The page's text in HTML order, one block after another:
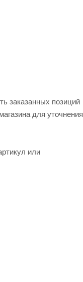
заказанных позиций
для уточнения
или